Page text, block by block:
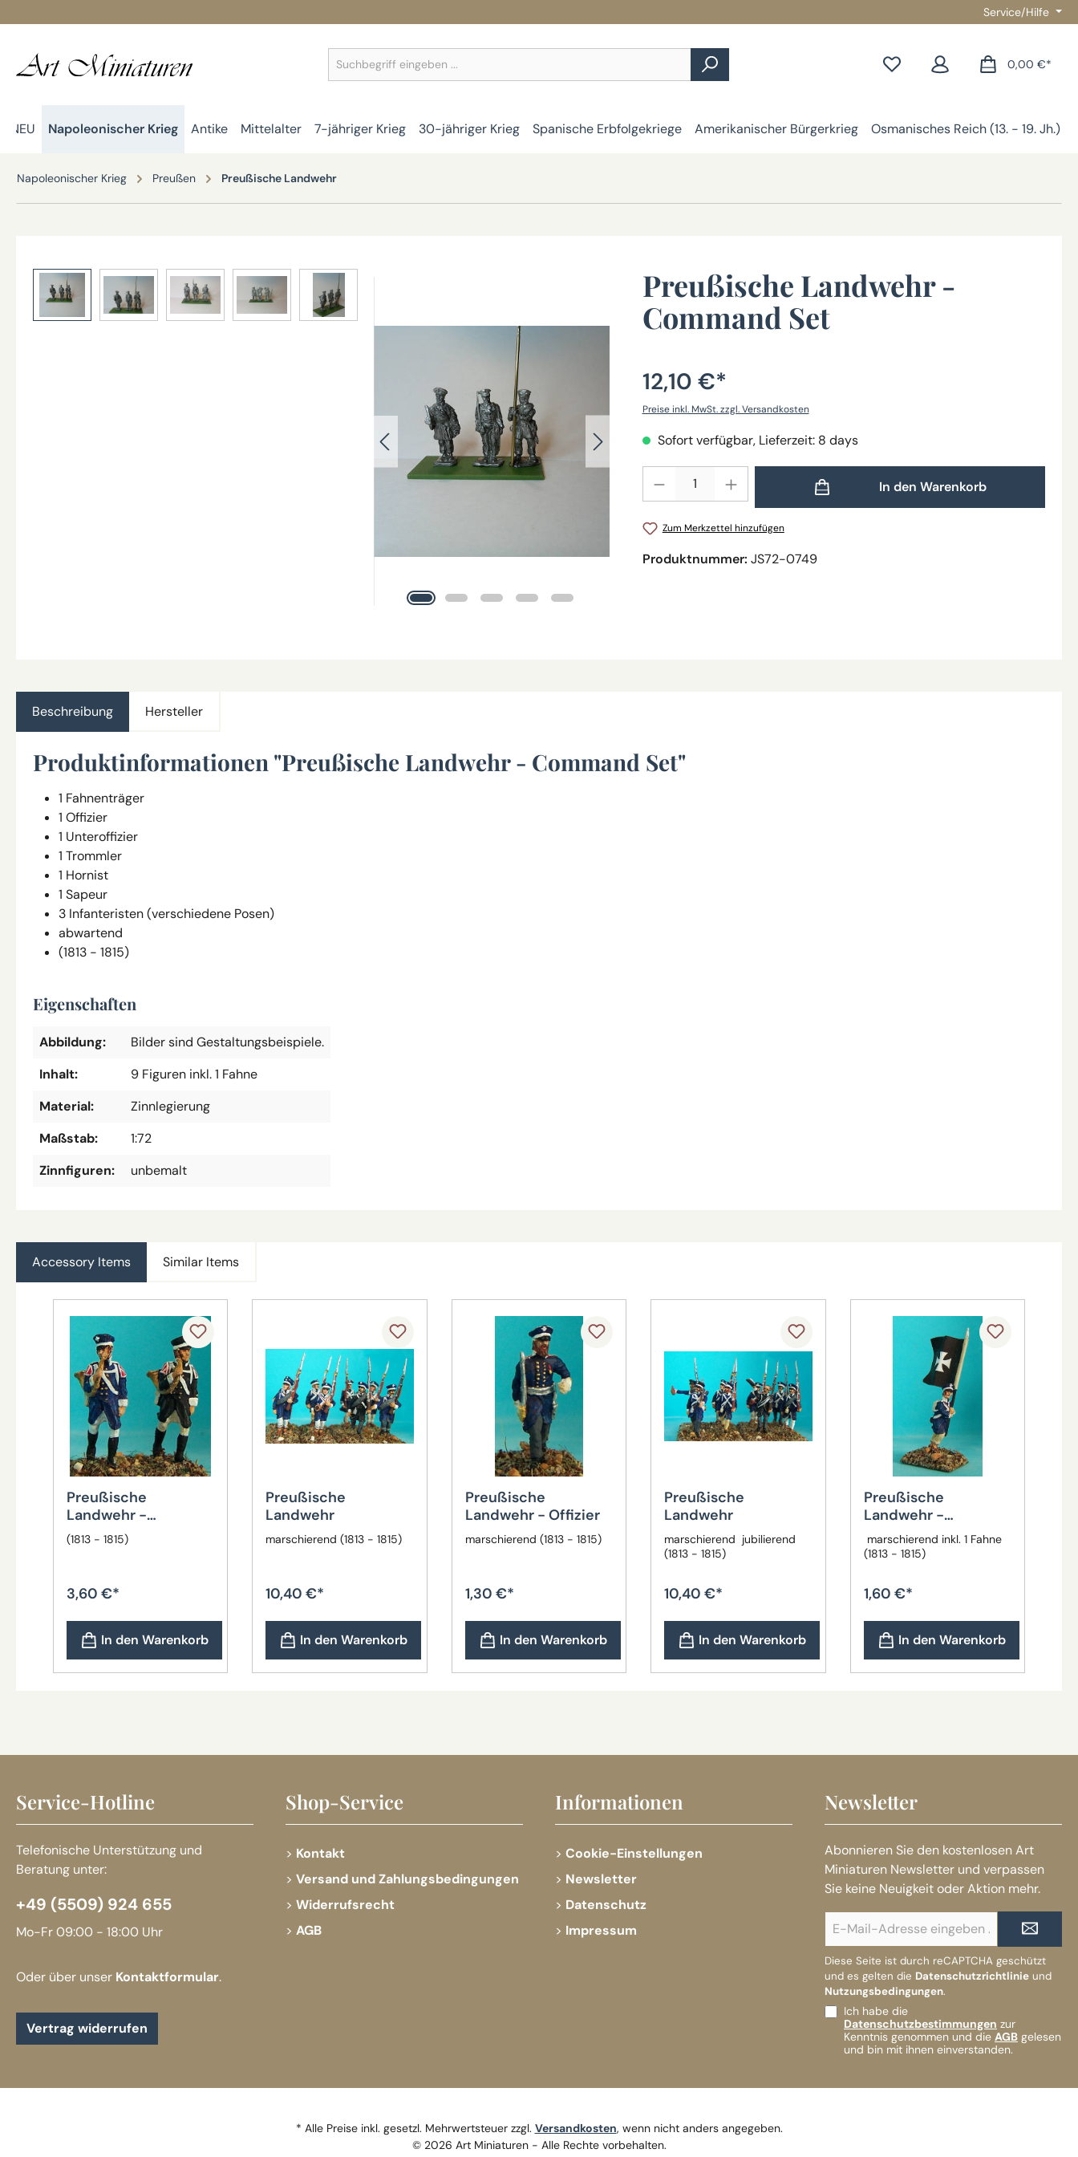
Service/Hilfe
0,00 €*
NEU Napoleonischer Krieg Antike Mittelalter 7-jähriger Krieg 30-jähriger Krieg Spanische Erbfolgekriege Amerikanischer Bürgerkrieg Osmanisches Reich (13. - 19. Jh.)
Napoleonischer Krieg Preußen Preußische Landwehr
Bildergalerie überspringen
Preußische Landwehr -
Command Set
12,10 €*
Preise inkl. MwSt. zzgl. Versandkosten
Sofort verfügbar, Lieferzeit: 8 days
In den Warenkorb
Zum Merkzettel hinzufügen
Produktnummer: JS72-0749
Beschreibung Hersteller
Produktinformationen "Preußische Landwehr - Command Set"
1 Fahnenträger
1 Offizier
1 Unteroffizier
1 Trommler
1 Hornist
1 Sapeur
3 Infanteristen (verschiedene Posen)
abwartend
(1813 - 1815)
Eigenschaften
Abbildung:
Bilder sind Gestaltungsbeispiele.
Inhalt:
9 Figuren inkl. 1 Fahne
Material:
Zinnlegierung
Maßstab:
1:72
Zinnfiguren:
unbemalt
Accessory Items Similar Items
Preußische
Landwehr -
Hornbläser
(1813 - 1815)
3,60 €*
In den Warenkorb
Preußische
Landwehr
marschierend (1813 - 1815)
10,40 €*
In den Warenkorb
Preußische
Landwehr - Offizier
marschierend (1813 - 1815)
1,30 €*
In den Warenkorb
Preußische
Landwehr
marschierend jubilierend
(1813 - 1815)
10,40 €*
In den Warenkorb
Preußische
Landwehr -
Fahnenträger
marschierend inkl. 1 Fahne
(1813 - 1815)
1,60 €*
In den Warenkorb
Service-Hotline
Telefonische Unterstützung und
Beratung unter:
+49 (5509) 924 655
Mo-Fr 09:00 - 18:00 Uhr
Oder über unser Kontaktformular.
Vertrag widerrufen
Shop-Service
Kontakt
Versand und Zahlungsbedingungen
Widerrufsrecht
AGB
Informationen
Cookie-Einstellungen
Newsletter
Datenschutz
Impressum
Newsletter
Abonnieren Sie den kostenlosen Art
Miniaturen Newsletter und verpassen
Sie keine Neuigkeit oder Aktion mehr.
Mail-
Adresse*
Diese Seite ist durch reCAPTCHA geschützt
und es gelten die Datenschutzrichtlinie und
Nutzungsbedingungen.
Ich habe die
Datenschutzbestimmungen zur
Kenntnis genommen und die AGB gelesen
und bin mit ihnen einverstanden.
* Alle Preise inkl. gesetzl. Mehrwertsteuer zzgl. Versandkosten, wenn nicht anders angegeben.
© 2026 Art Miniaturen - Alle Rechte vorbehalten.